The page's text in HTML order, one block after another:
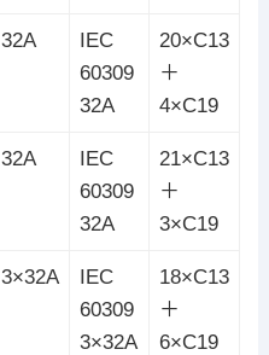
32A
IEC
60309
32A
20×C13
＋
4×C19
32A
IEC
60309
32A
21×C13
＋
3×C19
3×32A
IEC
60309
3×32A
18×C13
＋
6×C19